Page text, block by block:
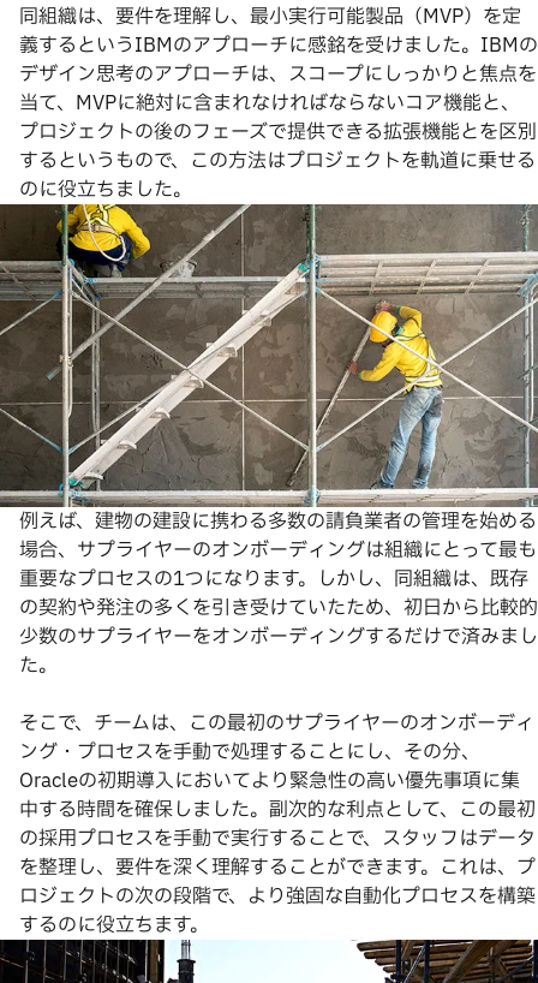
同組織は、要件を理解し、最小実行可能製品（MVP）を定
義するというIBMのアプローチに感銘を受けました。IBMの
デザイン思考のアプローチは、スコープにしっかりと焦点を
当て、MVPに絶対に含まれなければならないコア機能と、
プロジェクトの後のフェーズで提供できる拡張機能とを区別
するというもので、この方法はプロジェクトを軌道に乗せる
のに役立ちました。
例えば、建物の建設に携わる多数の請負業者の管理を始める
場合、サプライヤーのオンボーディングは組織にとって最も
重要なプロセスの1つになります。しかし、同組織は、既存
の契約や発注の多くを引き受けていたため、初日から比較的
少数のサプライヤーをオンボーディングするだけで済みまし
た。
そこで、チームは、この最初のサプライヤーのオンボーディ
ング・プロセスを手動で処理することにし、その分、
Oracleの初期導入においてより緊急性の高い優先事項に集
中する時間を確保しました。副次的な利点として、この最初
の採用プロセスを手動で実行することで、スタッフはデータ
を整理し、要件を深く理解することができます。これは、プ
ロジェクトの次の段階で、より強固な自動化プロセスを構築
するのに役立ちます。